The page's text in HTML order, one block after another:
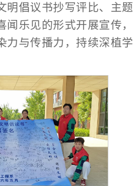
明倡议书抄写评比、主题
乐见的形式开展宣传，
力与传播力，持续深植学